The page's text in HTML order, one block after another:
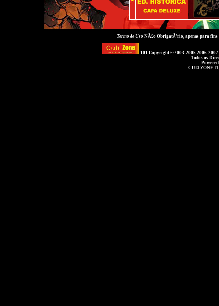
Termo de UsoNÃ£o ObrigatÃ³rio, apenas para
101 Copyright © 2003-2005-2006-
Todos os
CULTZONE